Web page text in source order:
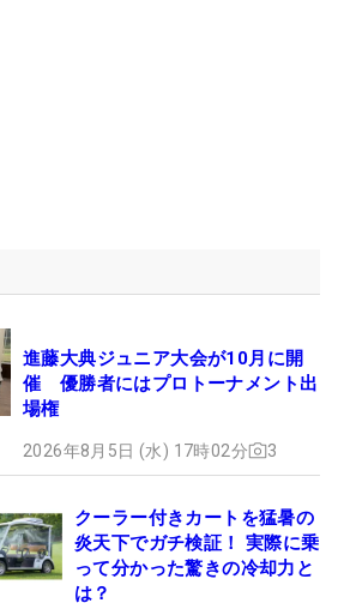
進藤大典ジュニア大会が10月に開
催 優勝者にはプロトーナメント出
場権
2026年8月5日 (水) 17時02分 3
クーラー付きカートを猛暑の
炎天下でガチ検証！ 実際に乗
って分かった驚きの冷却力と
は？